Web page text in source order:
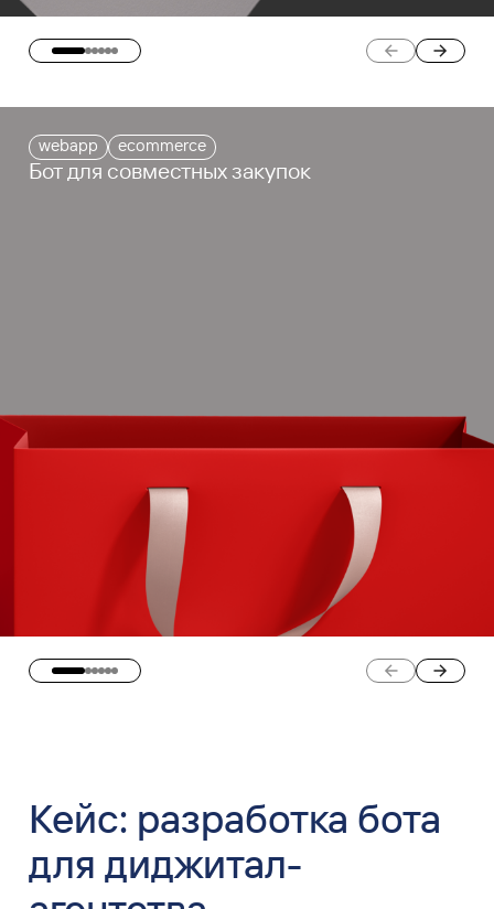
webapp ecommerce
Бот для совместных закупок
Кейс: разработка бота
для диджитал-